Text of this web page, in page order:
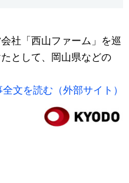
社「西山ファーム」を巡
として、岡山県などの
文を読む（外部サイト）